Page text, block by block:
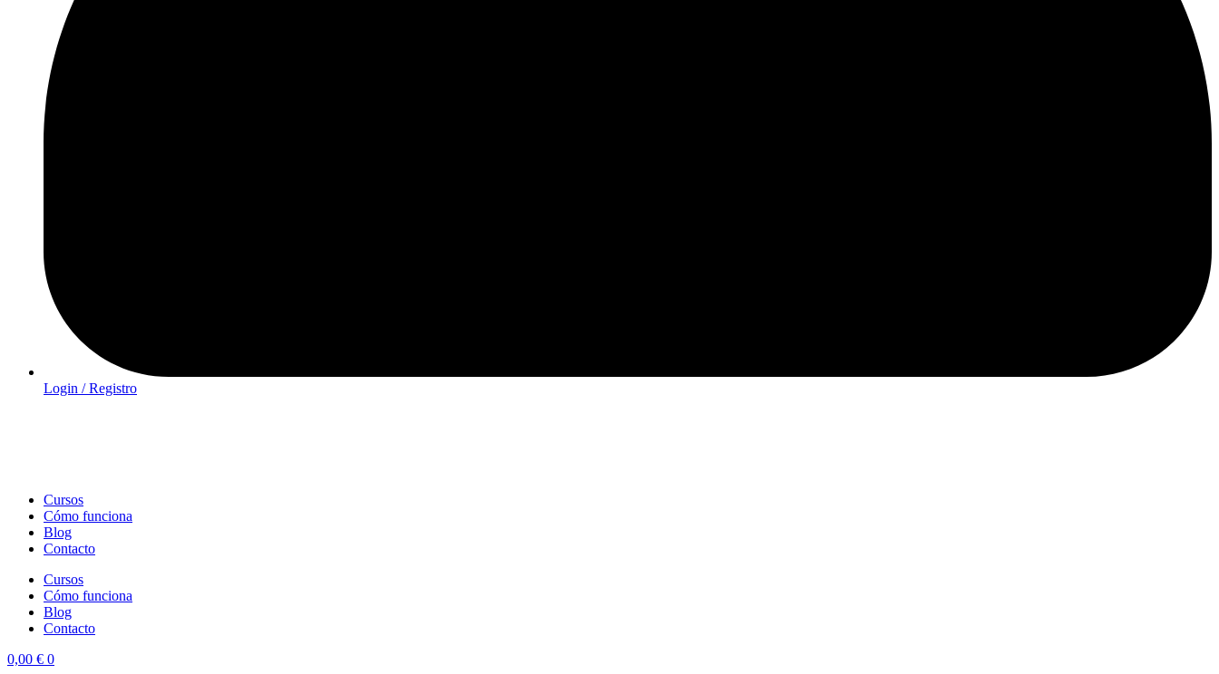
Login / Registro
Cursos
Cómo funciona
Blog
Contacto
Cursos
Cómo funciona
Blog
Contacto
0,00 € 0